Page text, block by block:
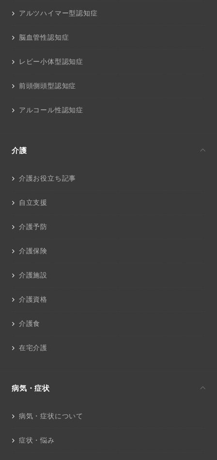
アルツハイマー型認知症
脳血管性認知症
レビー小体型認知症
前頭側頭型認知症
アルコール性認知症
介護
介護お役立ち記事
自立支援
介護予防
介護保険
介護施設
介護資格
介護食
在宅介護
病気・症状
病気・症状について
症状・悩み